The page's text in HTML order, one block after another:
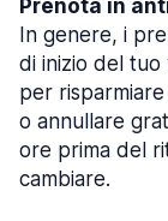
Prenota in
In genere, i
di inizio del tuo
per
o annullare
ore prima del
cambiare.